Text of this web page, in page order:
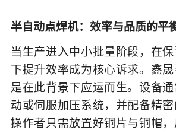
半自动点焊机：效率与品质的平
当生产进入中小批量阶段，在
下提升效率成为核心诉求。鑫
是在此背景下应运而生。设备
动或伺服加压系统，并配备精密
操作者只需放置好铜片与铜帽